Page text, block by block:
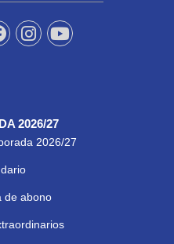
2026/27
2026/27
de abono